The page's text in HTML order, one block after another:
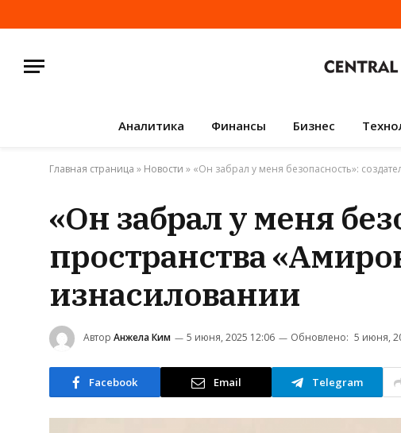
Аналитика Финансы Бизнес
Главная страница » Новости » «Он забрал у меня безопасность»:
«Он забрал у меня
пространства
изнасиловании
Автор Анжела Ким 5 июня, 2025 12:06 Обновлено: 5 июня,
Facebook Email Telegram